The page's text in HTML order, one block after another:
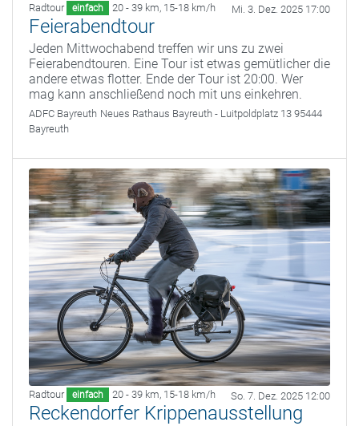
Radtour einfach 20 - 39 km, 15-18 km/h Mi. 3. Dez. 2025 17:00
Feierabendtour
Jeden Mittwochabend treffen wir uns zu zwei
Feierabendtouren. Eine Tour ist etwas gemütlicher die
andere etwas flotter. Ende der Tour ist 20:00. Wer
mag kann anschließend noch mit uns einkehren.
ADFC Bayreuth Neues Rathaus Bayreuth - Luitpoldplatz 13 95444
Bayreuth
Radtour einfach 20 - 39 km, 15-18 km/h So. 7. Dez. 2025 12:00
Reckendorfer Krippenausstellung